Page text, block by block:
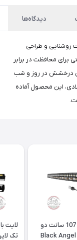
دیدگاه‌ها
روشنایی و طراحی
محافظت در برابر
درخشش در روز و شب
این محصول آماده
لایت‌بار منحنی 107 سانت دو
تک